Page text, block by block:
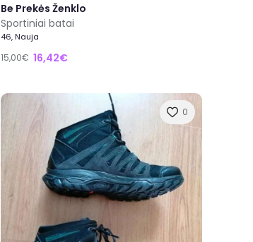
Be Prekės Ženklo
Sportiniai batai
46, Nauja
15,00€ 16,42€
0